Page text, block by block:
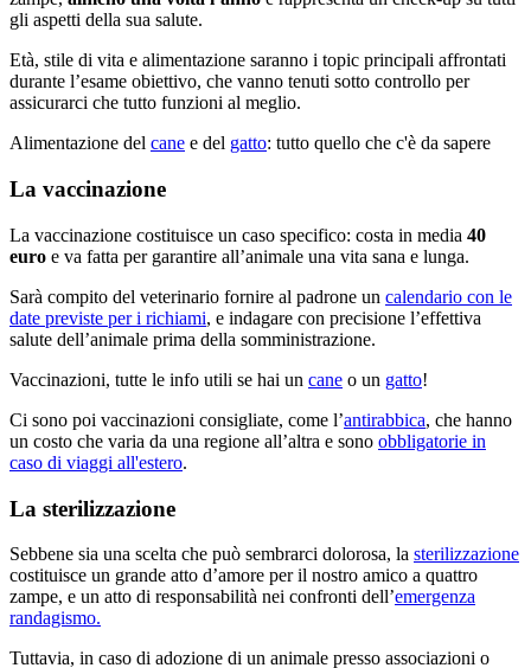
gli aspetti della sua salute.
Età, stile di vita e alimentazione saranno i topic principali affrontati
durante l’esame obiettivo, che vanno tenuti sotto controllo per
assicurarci che tutto funzioni al meglio.
Alimentazione del cane e del gatto: tutto quello che c'è da sapere
La vaccinazione
La vaccinazione costituisce un caso specifico: costa in media 40
euro e va fatta per garantire all’animale una vita sana e lunga.
Sarà compito del veterinario fornire al padrone un calendario con le
date previste per i richiami, e indagare con precisione l’effettiva
salute dell’animale prima della somministrazione.
Vaccinazioni, tutte le info utili se hai un cane o un gatto!
Ci sono poi vaccinazioni consigliate, come l’antirabbica, che hanno
un costo che varia da una regione all’altra e sono obbligatorie in
caso di viaggi all'estero.
La sterilizzazione
Sebbene sia una scelta che può sembrarci dolorosa, la sterilizzazione
costituisce un grande atto d’amore per il nostro amico a quattro
zampe, e un atto di responsabilità nei confronti dell’emergenza
randagismo.
Tuttavia, in caso di adozione di un animale presso associazioni o